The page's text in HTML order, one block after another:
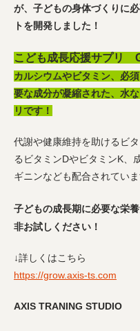
が、子どもの身体づくりに
トを開発しました！
こども成長応援サプリ
カルシウムやビタミン、必
要な成分が凝縮された、水
リです！
代謝や健康維持を助けるビ
るビタミンDやビタミンK、
ギニンなども配合されていま
子どもの成長期に必要な栄
非お試しください！
↓詳しくはこちら
https://grow.axis-ts.com
AXIS TRANING STUDIO